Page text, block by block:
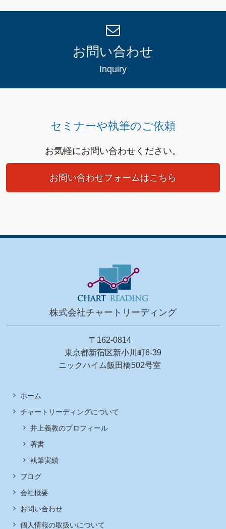
お問い合わせ
Inquiry
セミナーや執筆のご依頼
お気軽にお問い合わせください。
お問い合わせフォームはこちら
株式会社チャートリーディング
〒162-0814
東京都新宿区新小川町6-39
ニックハイム飯田橋502号室
ホーム
チャートリーディングについて
井上義教のプロフィール
著書
執筆実績
ブログ
会社概要
お問い合わせ
個人情報の取扱いについて